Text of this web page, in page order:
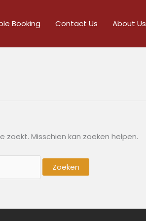
Booking Contact Us About Us
Misschien kan zoeken helpen.